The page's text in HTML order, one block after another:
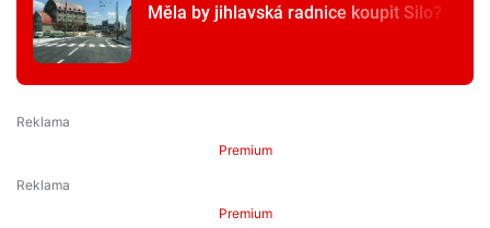
Měla by jihlavská radnice koupit Silo?
Premium
Premium